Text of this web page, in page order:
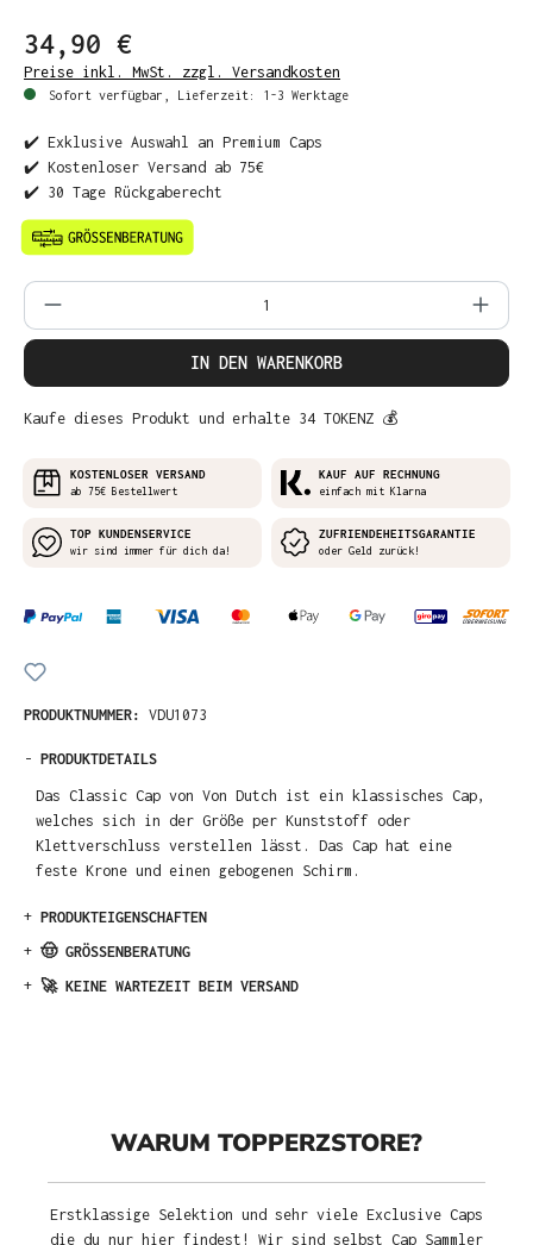
34,90 €
Preise inkl. MwSt. zzgl. Versandkosten
Sofort verfügbar, Lieferzeit: 1-3 Werktage
✔️ Exklusive Auswahl an Premium Caps
✔️ Kostenloser Versand ab 75€
✔️ 30 Tage Rückgaberecht
Produkt Anzahl: Gib den gewünschten
IN DEN WARENKORB
Kaufe dieses Produkt und erhalte 34 TOKENZ 💰
KOSTENLOSER VERSAND
ab 75€ Bestellwert
KAUF AUF RECHNUNG
einfach mit Klarna
TOP KUNDENSERVICE
wir sind immer für dich da!
ZUFRIENDEHEITSGARANTIE
oder Geld zurück!
PRODUKTNUMMER: VDU1073
- PRODUKTDETAILS
Das Classic Cap von Von Dutch ist ein klassisches Cap,
welches sich in der Größe per Kunststoff oder
Klettverschluss verstellen lässt. Das Cap hat eine
feste Krone und einen gebogenen Schirm.
+ PRODUKTEIGENSCHAFTEN
+ 🤠 GRÖSSENBERATUNG
+ 🚀 KEINE WARTEZEIT BEIM VERSAND
WARUM TOPPERZSTORE?
Erstklassige Selektion und sehr viele Exclusive Caps
die du nur hier findest! Wir sind selbst Cap Sammler